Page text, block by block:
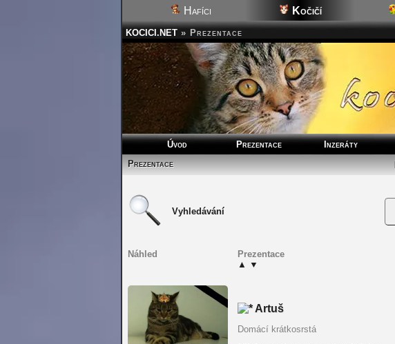
Hafíci Kočičí
KOCICI.NET » Prezentace
Úvod Prezentace Inzeráty
Prezentace
Vyhledávání
Náhled
Prezentace
▲ ▼
Artuš
Domácí krátkosrstá